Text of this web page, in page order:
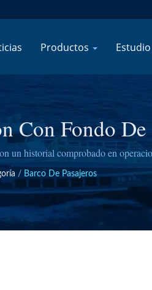
Productos
Con Fondo
un historial comprobado en
modernos de confort para
/ Barco De Pasajeros